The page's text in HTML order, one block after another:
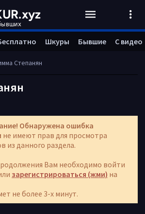
Степанян
Обнаружена ошибка
не имеют прав для просмотра
из данного раздела.
Вам необходимо войти
зарегистрироваться (жми) на
не более 3-х минут.
Шкуры Бывшие С видео